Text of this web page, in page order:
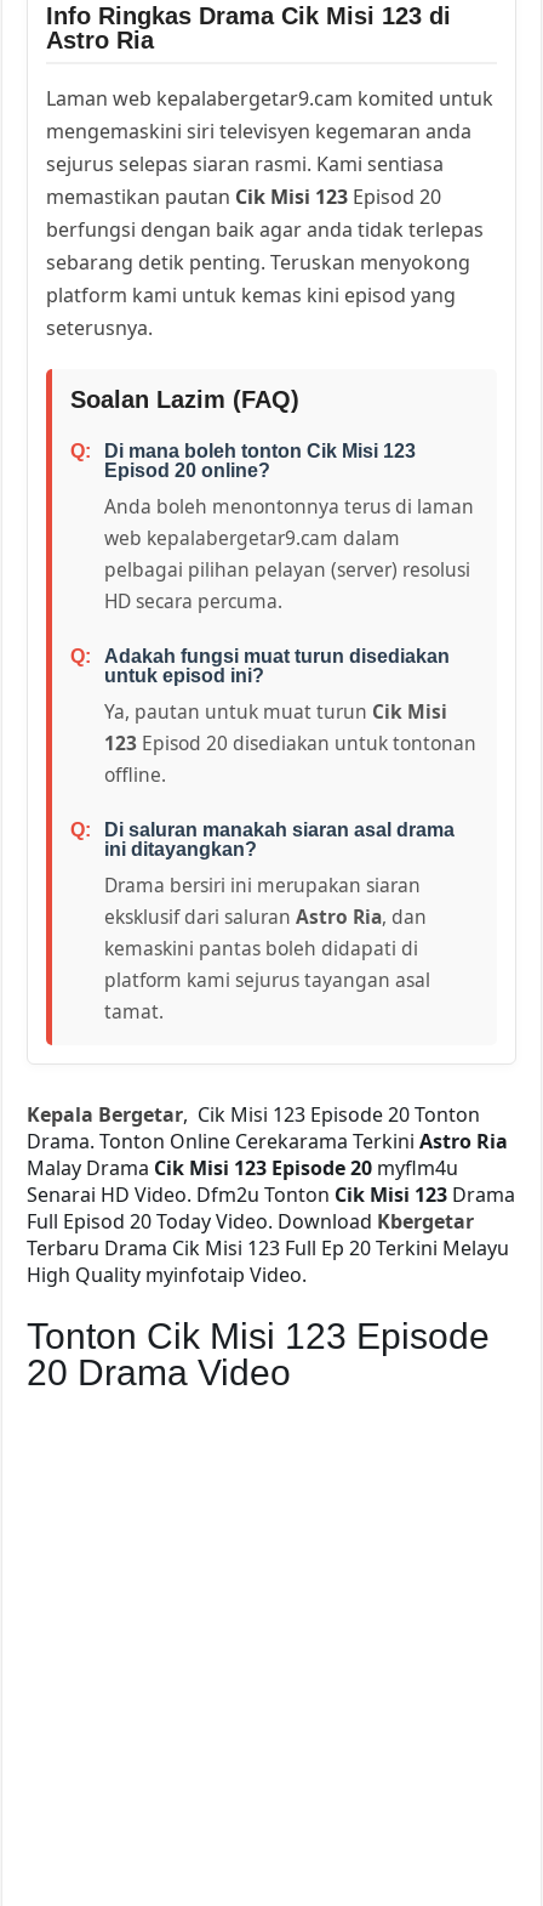
Info Ringkas Drama Cik Misi 123 di
Astro Ria
Laman web kepalabergetar9.cam komited untuk
mengemaskini siri televisyen kegemaran anda
sejurus selepas siaran rasmi. Kami sentiasa
memastikan pautan Cik Misi 123 Episod 20
berfungsi dengan baik agar anda tidak terlepas
sebarang detik penting. Teruskan menyokong
platform kami untuk kemas kini episod yang
seterusnya.
Soalan Lazim (FAQ)
Di mana boleh tonton Cik Misi 123
Episod 20 online?
Anda boleh menontonnya terus di laman
web kepalabergetar9.cam dalam
pelbagai pilihan pelayan (server) resolusi
HD secara percuma.
Adakah fungsi muat turun disediakan
untuk episod ini?
Ya, pautan untuk muat turun Cik Misi
123 Episod 20 disediakan untuk tontonan
offline.
Di saluran manakah siaran asal drama
ini ditayangkan?
Drama bersiri ini merupakan siaran
eksklusif dari saluranAstro Ria, dan
kemaskini pantas boleh didapati di
platform kami sejurus tayangan asal
tamat.
Kepala Bergetar, Cik Misi 123 Episode 20 Tonton
Drama. Tonton Online Cerekarama TerkiniAstro Ria
Malay Drama Cik Misi 123 Episode 20 myflm4u
Senarai HD Video. Dfm2u Tonton Cik Misi 123 Drama
Full Episod 20 Today Video. Download Kbergetar
Terbaru Drama Cik Misi 123 Full Ep 20 Terkini Melayu
High Quality myinfotaip Video.
Tonton Cik Misi 123 Episode
20 Drama Video